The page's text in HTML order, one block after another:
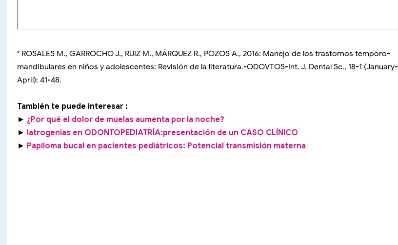
° ROSALES M., GARROCHO J., RUIZ M., MÁRQUEZ R., POZOS A., 2016: Manejo de los trastornos temporo-
mandibulares en niños y adolescentes: Revisión de la literatura.-ODOVTOS-Int. J. Dental Sc., 18-1 (January-
April): 41-48.
También te puede interesar :
► ¿Por qué el dolor de muelas aumenta por la noche?
► Iatrogenias en ODONTOPEDIATRÍA:presentación de un CASO CLÍNICO
► Papiloma bucal en pacientes pediátricos: Potencial transmisión materna